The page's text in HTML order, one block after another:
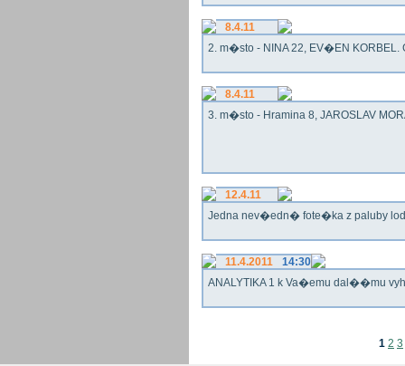
8.4.11
2. m�sto - NINA 22, EV�EN KORBEL.
8.4.11
3. m�sto - Hramina 8, JAROSLAV
12.4.11
Jedna nev�edn� fote�ka z paluby
11.4.2011
14:30
ANALYTIKA 1 k Va�emu dal��mu
1 2 3